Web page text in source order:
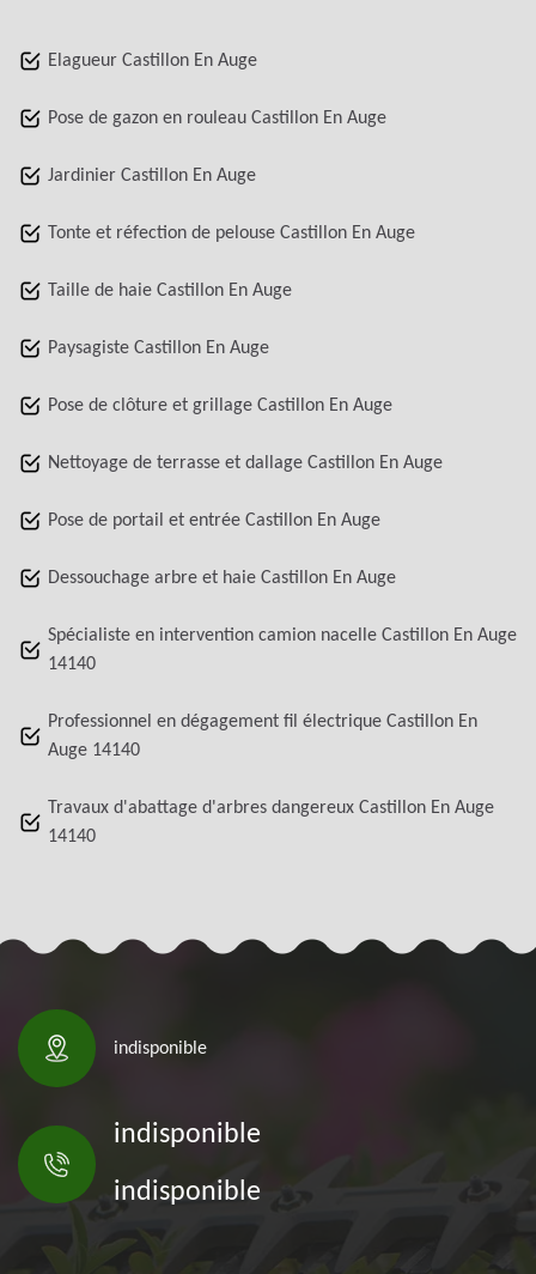
Elagueur Castillon En Auge
Pose de gazon en rouleau Castillon En Auge
Jardinier Castillon En Auge
Tonte et réfection de pelouse Castillon En Auge
Taille de haie Castillon En Auge
Paysagiste Castillon En Auge
Pose de clôture et grillage Castillon En Auge
Nettoyage de terrasse et dallage Castillon En Auge
Pose de portail et entrée Castillon En Auge
Dessouchage arbre et haie Castillon En Auge
Spécialiste en intervention camion nacelle Castillon En Auge
14140
Professionnel en dégagement fil électrique Castillon En
Auge 14140
Travaux d'abattage d'arbres dangereux Castillon En Auge
14140
indisponible
indisponible
indisponible